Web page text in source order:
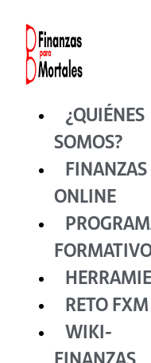
contenido
¿QUIÉNES
SOMOS?
FINANZAS
ONLINE
RETO FXM
WIKI-
FINANZAS